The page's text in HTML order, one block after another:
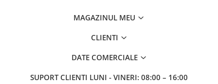
MAGAZINUL MEU
CLIENTI
DATE COMERCIALE
SUPORT CLIENTI LUNI - VINERI: 08:00 – 16:00